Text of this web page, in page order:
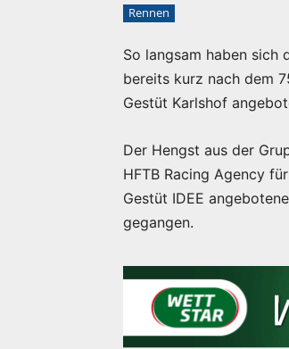
Rennen
So langsam haben sich
bereits kurz nach dem
Gestüt Karlshof
Der Hengst aus der
HFTB Racing Agency
Gestüt IDEE
gegangen.